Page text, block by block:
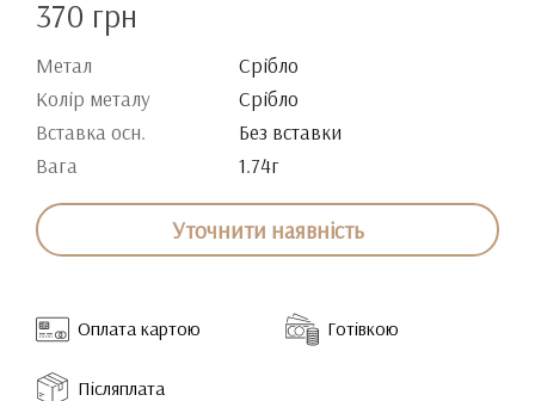
370 грн
Метал
Срібло
Колір металу
Срібло
Вставка осн.
Без вставки
Вага
1.74г
Уточнити наявність
Оплата картою Готівкою
Післяплата